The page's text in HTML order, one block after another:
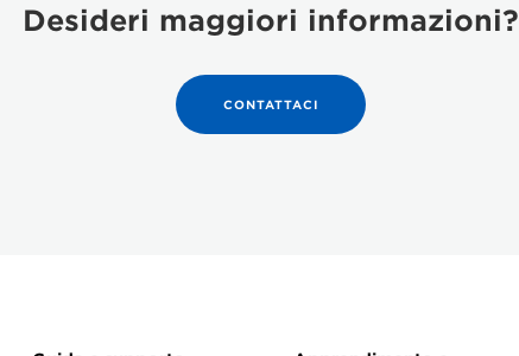
Desideri maggiori informazioni?
CONTATTACI